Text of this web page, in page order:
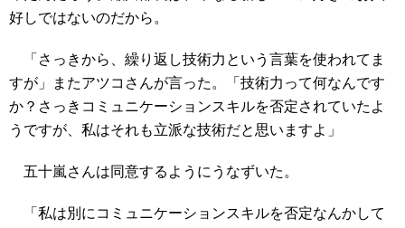
好しではないのだから。
「さっきから、繰り返し技術力という言葉を使われてま
すが」またアツコさんが言った。「技術力って何なんです
か？さっきコミュニケーションスキルを否定されていたよ
うですが、私はそれも立派な技術だと思いますよ」
五十嵐さんは同意するようにうなずいた。
「私は別にコミュニケーションスキルを否定なんかして